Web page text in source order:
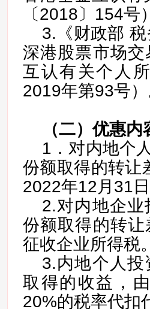
〔2018〕154号
3.《财政部
深港股票市场
互认有关个人
2019年第93号）
（二）优惠内
1．对内地个
份额取得的转让
2022年12月31
2.对内地企
份额取得的转
征收企业所得税。
3.内地个人
取得的收益，
20%的税率代扣